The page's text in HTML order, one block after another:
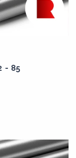
- 85